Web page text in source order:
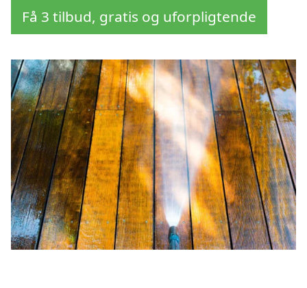
Få 3 tilbud, gratis og uforpligtende